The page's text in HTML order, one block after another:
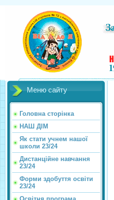
Меню сайту
Головна сторінка
НАШ ДІМ
Як стати учнем нашої
школи 23/24
Дистанційне навчання
23/24
Форми здобуття освіти
23/24